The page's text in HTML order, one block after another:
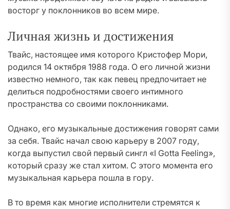
восторг у поклонников во всем мире.
Личная жизнь и достижения
Твайс, настоящее имя которого Кристофер Мори,
родился 14 октября 1988 года. О его личной жизни
известно немного, так как певец предпочитает не
делиться подробностями своего интимного
пространства со своими поклонниками.
Однако, его музыкальные достижения говорят сами
за себя. Твайс начал свою карьеру в 2007 году,
когда выпустил свой первый сингл «I Gotta Feeling»,
который сразу же стал хитом. С этого момента его
музыкальная карьера пошла в гору.
В то время как многие исполнители стремятся к